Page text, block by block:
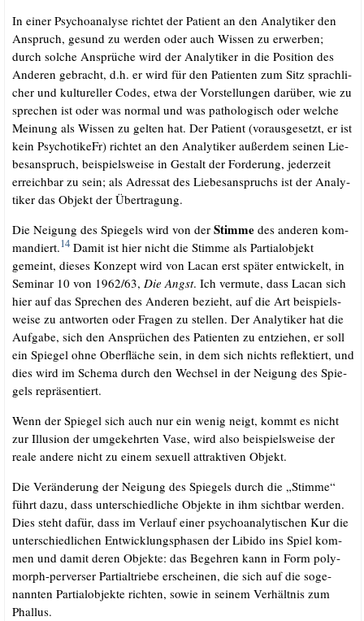
In einer Psy­cho­ana­ly­se rich­tet der Pati­ent an den Ana­ly­ti­ker den
Anspruch, gesund zu wer­den oder auch Wis­sen zu erwer­ben;
durch sol­che Ansprü­che wird der Ana­ly­ti­ker in die Posi­ti­on des
Ande­ren gebracht, d.h. er wird für den Pati­en­ten zum Sitz sprach­li­
cher und kul­tu­rel­ler Codes, etwa der Vor­stel­lun­gen dar­über, wie zu
spre­chen ist oder was nor­mal und was patho­lo­gisch oder wel­che
Mei­nung als Wis­sen zu gel­ten hat. Der Pati­ent (vor­aus­ge­setzt, er ist
kein Psy­cho­tike­Fr) rich­tet an den Ana­ly­ti­ker außer­dem sei­nen Lie­
bes­an­spruch, bei­spiels­wei­se in Gestalt der For­de­rung, jeder­zeit
erreich­bar zu sein; als Adres­sat des Lie­bes­an­spruchs ist der Ana­ly­
ti­ker das Objekt der Übertragung.
Die Nei­gung des Spie­gels wird von der Stim­medes ande­ren kom­
man­diert.14Damit ist hier nicht die Stim­me als Par­ti­al­ob­jekt
gemeint, die­ses Kon­zept wird von Lacan erst spä­ter ent­wi­ckelt, in
Semi­nar 10 von 1962/​63, Die Angst. Ich ver­mu­te, dass Lacan sich
hier auf das Spre­chen des Ande­ren bezieht, auf die Art bei­spiels­
wei­se zu ant­wor­ten oder Fra­gen zu stel­len. Der Ana­ly­ti­ker hat die
Auf­ga­be, sich den Ansprü­chen des Pati­en­ten zu ent­zie­hen, er soll
ein Spie­gel ohne Ober­flä­che sein, in dem sich nichts reflek­tiert, und
dies wird im Sche­ma durch den Wech­sel in der Nei­gung des Spie­
gels repräsentiert.
Wenn der Spie­gel sich auch nur ein wenig neigt, kommt es nicht
zur Illu­si­on der umge­kehr­ten Vase, wird also bei­spiels­wei­se der
rea­le ande­re nicht zu einem sexu­ell attrak­ti­ven Objekt.
Die Ver­än­de­rung der Nei­gung des Spie­gels durch die „Stim­me“
führt dazu, dass unter­schied­li­che Objek­te in ihm sicht­bar wer­den.
Dies steht dafür, dass im Ver­lauf einer psy­cho­ana­ly­ti­schen Kur die
unter­schied­li­chen Ent­wick­lungs­pha­sen der Libi­do ins Spiel kom­
men und damit deren Objek­te: das Begeh­ren kann in Form poly­
morph-per­ver­ser Par­ti­al­trie­be erschei­nen, die sich auf die soge­
nann­ten Par­ti­al­ob­jek­te rich­ten, sowie in sei­nem Ver­hält­nis zum
Phallus.